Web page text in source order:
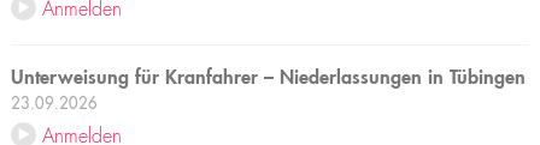
Anmelden
Unterweisung für Kranfahrer – Niederlassungen in Tübingen
23.09.2026
Anmelden